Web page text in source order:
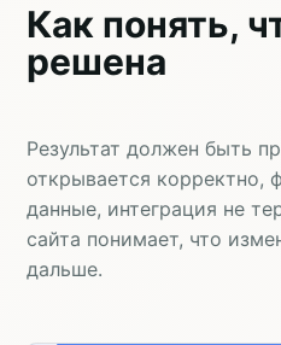
Как понять,
решена
Результат должен быть
открывается корректно,
данные, интеграция не
сайта понимает, что
дальше.